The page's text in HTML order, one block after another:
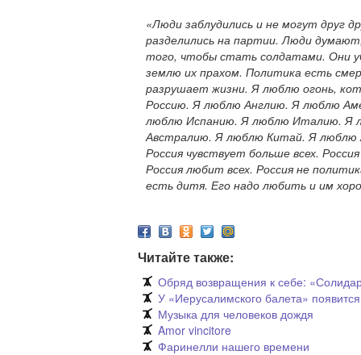
«Люди заблудились и не могут друг
разделились на партии. Люди
того, чтобы стать солдатами. Они
землю их прахом. Политика есть
разрушает жизни. Я люблю огонь,
Россию. Я люблю Англию. Я люблю
люблю Испанию. Я люблю Италию. Я
Австралию. Я люблю Китай. Я люблю
Россия чувствует больше всех.
Россия любит всех. Россия не
есть дитя. Его надо любить и им
Читайте также:
Обряд возвращения к себе:
У «Иерусалимского балета»
Музыка для человеков дождя
Amor vincitore
Фаринелли нашего времени